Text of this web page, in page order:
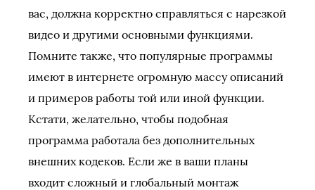
вас, должна корректно справляться с нарезкой
видео и другими основными функциями.
Помните также, что популярные программы
имеют в интернете огромную массу описаний
и примеров работы той или иной функции.
Кстати, желательно, чтобы подобная
программа работала без дополнительных
внешних кодеков. Если же в ваши планы
входит сложный и глобальный монтаж